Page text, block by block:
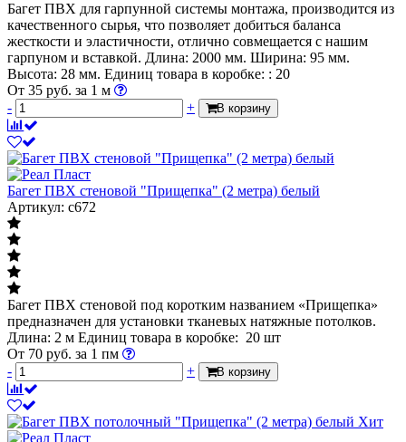
Багет ПВХ для гарпунной системы монтажа, производится из
качественного сырья, что позволяет добиться баланса
жесткости и эластичности, отлично совмещается с нашим
гарпуном и вставкой. Длина: 2000 мм. Ширина: 95 мм.
Высота: 28 мм. Единиц товара в коробке: : 20
От 35 руб. за 1 м
-
+ В корзину
Багет ПВХ стеновой "Прищепка" (2 метра) белый
Артикул: с672
Багет ПВХ стеновой под коротким названием «Прищепка»
предназначен для установки тканевых натяжные потолков.
Длина: 2 м Единиц товара в коробке: 20 шт
От 70 руб. за 1 пм
-
+ В корзину
Хит